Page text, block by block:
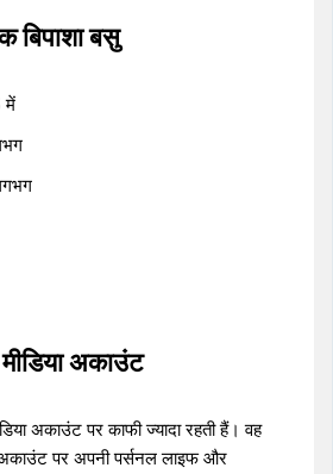
बिपाशा बसु
में
अकाउंट
अकाउंट पर काफी ज्यादा रहती हैं। वह
अकाउंट पर अपनी पर्सनल लाइफ और